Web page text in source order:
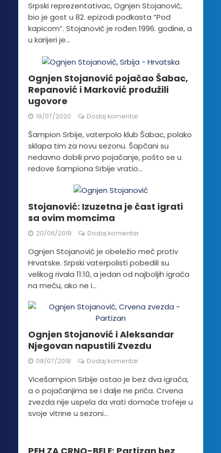
Srpski reprezentativac, Ognjen Stojanović,
bio je gost u 82. epizodi podkasta “Pod
kapicom”. Stojanović je rođen 1996. godine, a
u karijeri je...
Ognjen Stojanović pojačao Šabac,
Repanović i Marković produžili
ugovore
19/07/2020 Dodaj komentar
Šampion Srbije, vaterpolo klub Šabac, polako
sklapa tim za novu sezonu. Šapčani su
nedavno dobili prvo pojačanje, pošto se u
redove šampiona Srbije vratio...
Stojanović: Izuzetna je čast igrati
sa ovim momcima
20/06/2019 Dodaj komentar
Ognjen Stojanović je obeležio meč protiv
Hrvatske. Srpski vaterpolisti pobedili su
velikog rivala 11:10, a jedan od najboljih igrača
na meču, ako ne i...
Ognjen Stojanović i Aleksandar
Njegovan napustili Zvezdu
08/07/2018 Dodaj komentar
Vicešampion Srbije ostao je bez dva igrača,
a o pojačanjima se i dalje ne priča. Crvena
zvezda nije uspela da vrati domaće trofeje u
svoje vitrine u sezoni...